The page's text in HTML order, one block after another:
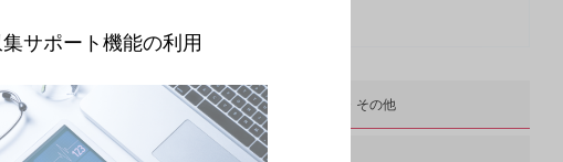
グニュース) 販売・その他
サポート機能の利用